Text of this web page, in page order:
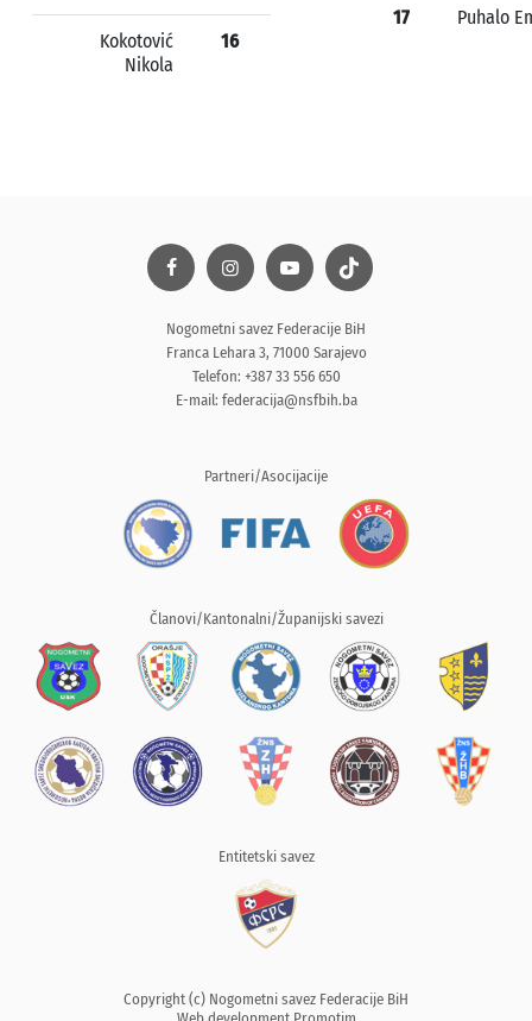
Kokotović
Nikola
16
17 Puhalo
Nogometni savez Federacije BiH
Franca Lehara 3, 71000 Sarajevo
Telefon: +387 33 556 650
E-mail: federacija@nsfbih.ba
Partneri/Asocijacije
Članovi/Kantonalni/Županijski savezi
Entitetski savez
Copyright (c) Nogometni savez Federacije BiH